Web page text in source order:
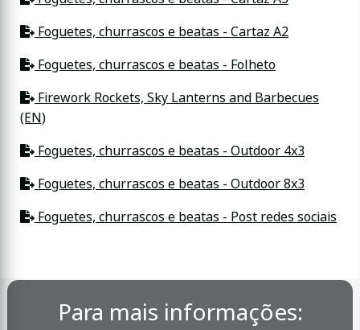
Foguetes, churrascos e beatas - Cartaz A2
Foguetes, churrascos e beatas - Folheto
Firework Rockets, Sky Lanterns and Barbecues
(EN)
Foguetes, churrascos e beatas - Outdoor 4x3
Foguetes, churrascos e beatas - Outdoor 8x3
Foguetes, churrascos e beatas - Post redes sociais
Para mais informações: